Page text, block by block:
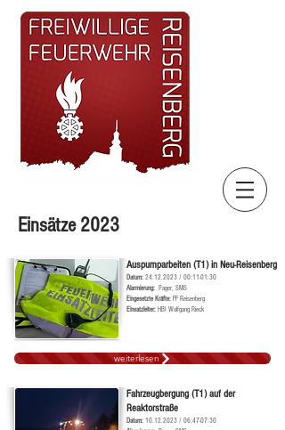
Einsätze 2023
Auspumparbeiten (T1) in Neu-Reisenberg
Datum: 24.12.2023 / 00:11-01:30
Alarmierung: Pager, SMS
Eingesetzte Kräfte: FF Reisenberg
Einsatzleiter: HBI Wolfgang Rieck
weiterlesen
Fahrzeugbergung (T1) auf der
Reaktorstraße
Datum: 10.12.2023 / 06:47-07:30